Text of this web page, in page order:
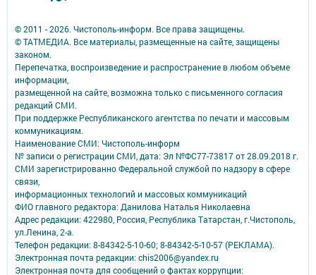
© 2011 - 2026. Чистополь-информ. Все права защищены.
© ТАТМЕДИА. Все материалы, размещенные на сайте, защищены
законом.
Перепечатка, воспроизведение и распространение в любом объеме
информации,
размещенной на сайте, возможна только с письменного согласия
редакций СМИ.
При поддержке Республиканского агентства по печати и массовым
коммуникациям.
Наименование СМИ: Чистополь-информ
№ записи о регистрации СМИ, дата: Эл №ФС77-73817 от 28.09.2018 г.
СМИ зарегистрированно Федеральной службой по надзору в сфере
связи,
информационных технологий и массовых коммуникаций
ФИО главного редактора: Данилова Наталья Николаевна
Адрес редакции: 422980, Россия, Республика Татарстан, г.Чистополь,
ул.Ленина, 2-а.
Телефон редакции: 8-84342-5-10-60; 8-84342-5-10-57 (РЕКЛАМА).
Электронная почта редакции: chis2006@yandex.ru
Электронная почта для сообщений о фактах коррупции: